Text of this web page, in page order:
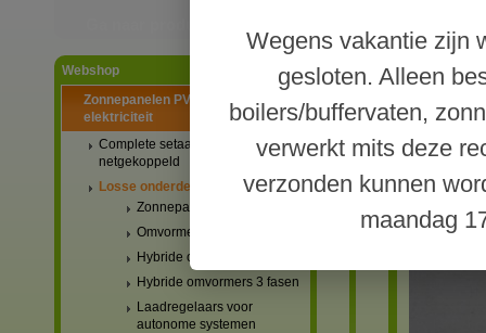
Webshop
Zonnepanelen PV-systemen
elektriciteit
Complete setaanbiedingen
netgekoppeld
Losse onderdelen
Zonnepanelen
Omvormers netgekoppeld
Hybride omvormers 1 fase
Hybride omvormers 3 fasen
Laadregelaars voor
autonome systemen
Wegens vakantie zijn
gesloten. Alleen
boilers/buffervaten,
verwerkt mits deze
verzonden kunnen
maandag